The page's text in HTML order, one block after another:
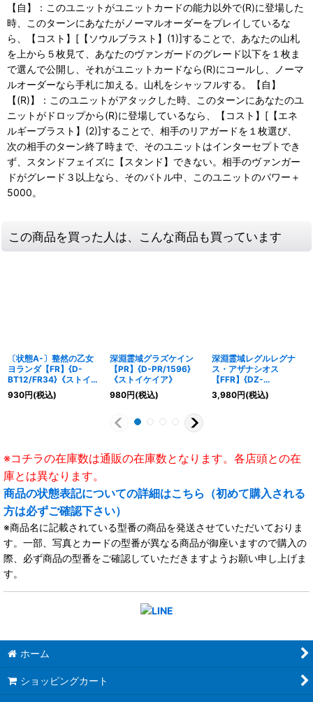
【自】：このユニットがユニットカードの能力以外で(R)に登場した
時、このターンにあなたがノーマルオーダーをプレイしているな
ら、【コスト】[【ソウルブラスト】(1)]することで、あなたの山札
を上から５枚見て、あなたのヴァンガードのグレード以下を１枚ま
で選んで公開し、それがユニットカードなら(R)にコールし、ノーマ
ルオーダーなら手札に加える。山札をシャッフルする。【自】
【(R)】：このユニットがアタックした時、このターンにあなたのユ
ニットがドロップから(R)に登場しているなら、【コスト】[【エネ
ルギーブラスト】(2)]することで、相手のリアガードを１枚選び、
次の相手のターン終了時まで、そのユニットはインターセプトでき
ず、スタンドフェイズに【スタンド】できない。相手のヴァンガー
ドがグレード３以上なら、そのバトル中、このユニットのパワー＋
5000。
この商品を買った人は、こんな商品も買っています
〔状態A-〕整然の乙女
ヨランダ【FR】{D-
BT12/FR34}《ストイケ
イア》
930円(税込)
深淵霊域グラズケイン
【PR】{D-PR/1596}
《ストイケイア》
980円(税込)
深淵霊域レグルレグナ
ス・アザナシオス
【FFR】{DZ-
BT12/FFR15}《ストイ
ケイア》
3,980円(税込)
※コチラの在庫数は通販の在庫数となります。各店頭との在
庫とは異なります。
商品の状態表記についての詳細はこちら（初めて購入される
方は必ずご確認下さい）
※商品名に記載されている型番の商品を発送させていただいておりま
す。一部、写真とカードの型番が異なる商品が御座いますので購入の
際、必ず商品の型番をご確認していただきますようお願い申し上げま
す。
ホーム
ショッピングカート